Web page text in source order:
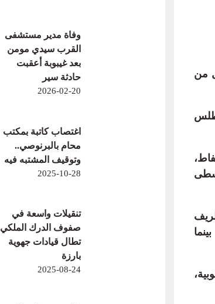
وفاة مدير مستشفى
القرب سيدي مومن
بعد غيبوبة أعقبت
حادثة سير
2026-02-20
اغتصاب كاتبة بمكتب
محام بالبرنوصي..
وتوقيف المشتبه فيه
2025-10-28
تنقيلات واسعة في
صفوف الدرك الملكي
تطال قيادات جهوية
بارزة
2025-08-24
من
والريف
بينما